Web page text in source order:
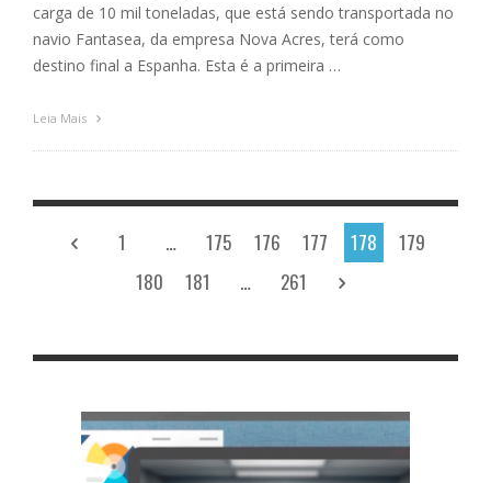
carga de 10 mil toneladas, que está sendo transportada no
navio Fantasea, da empresa Nova Acres, terá como
destino final a Espanha. Esta é a primeira …
Leia Mais
1 … 175 176 177 178
179
180
181 … 261